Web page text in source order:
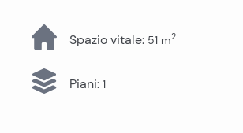
Spazio vitale: 51 m2
Piani: 1